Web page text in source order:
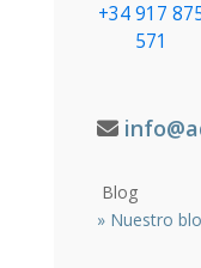
+34 917
571
Blog
» Nuestro